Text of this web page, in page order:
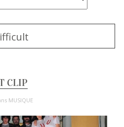
CLIP
MUSIQUE